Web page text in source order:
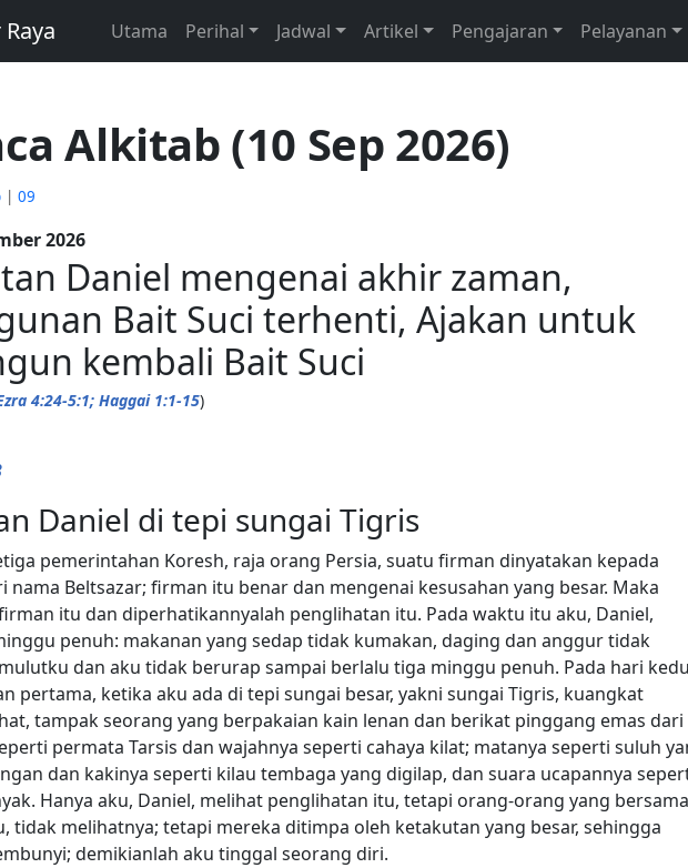
Utama Perihal Jadwal Artikel Pengajaran Pelayanan
Alkitab (10 Sep 2026)
|09
2026
Daniel mengenai akhir zaman,
Bait Suci terhenti, Ajakan untuk
kembali Bait Suci
4:24-5:1; Haggai 1:1-15)
Daniel di tepi sungai Tigris
pemerintahan Koresh, raja orang Persia, suatu firman dinyatakan kepada
nama Beltsazar; firman itu benar dan mengenai kesusahan yang besar. Maka
itu dan diperhatikannyalah penglihatan itu. Pada waktu itu aku, Daniel,
penuh: makanan yang sedap tidak kumakan, daging dan anggur tidak
dan aku tidak berurap sampai berlalu tiga minggu penuh. Pada hari
pertama, ketika aku ada di tepi sungai besar, yakni sungai Tigris, kuangkat
tampak seorang yang berpakaian kain lenan dan berikat pinggang emas dari
permata Tarsis dan wajahnya seperti cahaya kilat; matanya seperti suluh
dan kakinya seperti kilau tembaga yang digilap, dan suara ucapannya
Hanya aku, Daniel, melihat penglihatan itu, tetapi orang-orang yang
tidak melihatnya; tetapi mereka ditimpa oleh ketakutan yang besar, sehingga
demikianlah aku tinggal seorang diri.